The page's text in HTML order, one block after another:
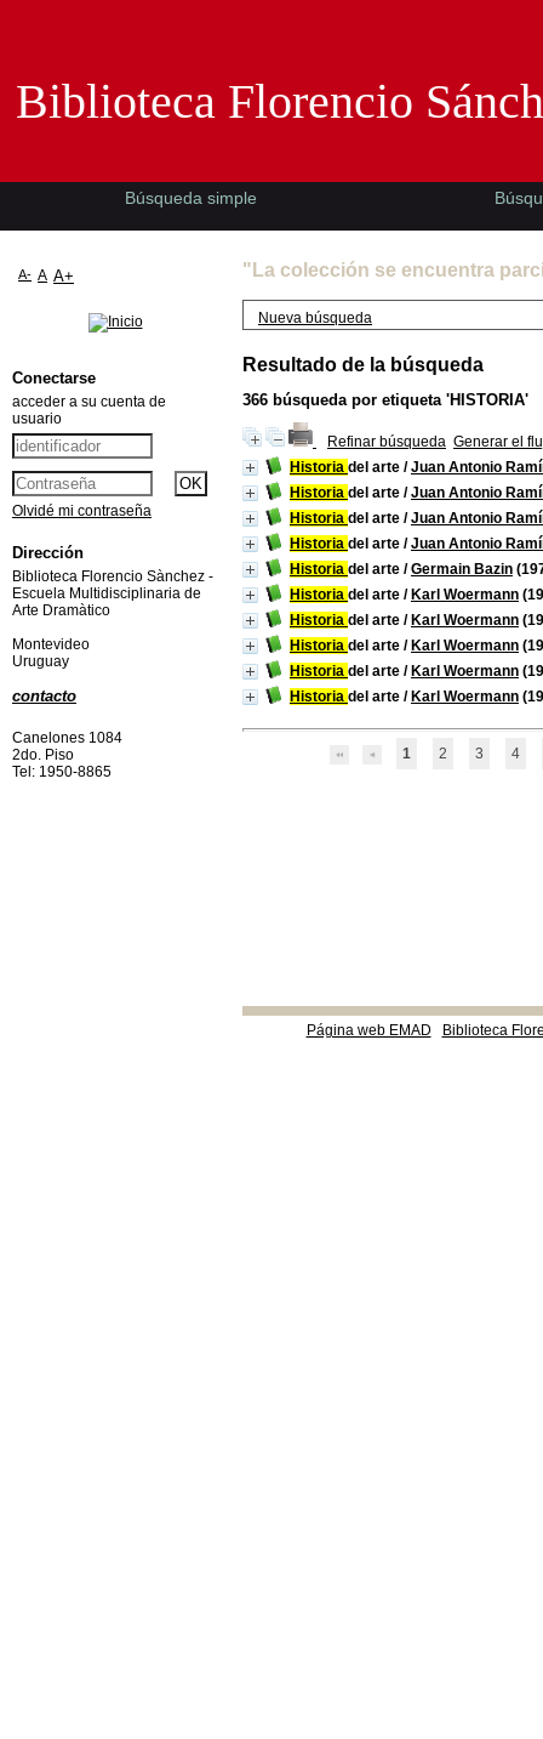
"La colección se encuentra
Nueva búsqueda
Resultado de la búsqueda
366 búsqueda por etiqueta 'HISTORIA'
Refinar búsqueda Generar el
Historia del arte /Juan Antonio
Historia del arte /Juan Antonio
Historia del arte /Juan Antonio
Historia del arte /Juan Antonio
Historia del arte /Germain Bazin
Historia del arte / Karl Woermann
Historia del arte / Karl Woermann
Historia del arte / Karl Woermann
Historia del arte / Karl Woermann
Historia del arte / Karl Woermann
1 2 3 4
Página web EMAD Biblioteca
Biblioteca Florencio
Búsqueda simple
A- A A+
Conectarse
acceder a su cuenta de
usuario
Olvidé mi contraseña
Dirección
Biblioteca Florencio Sànchez -
Escuela Multidisciplinaria de
Arte Dramàtico
Montevideo
Uruguay
contacto
Canelones 1084
2do. Piso
Tel: 1950-8865